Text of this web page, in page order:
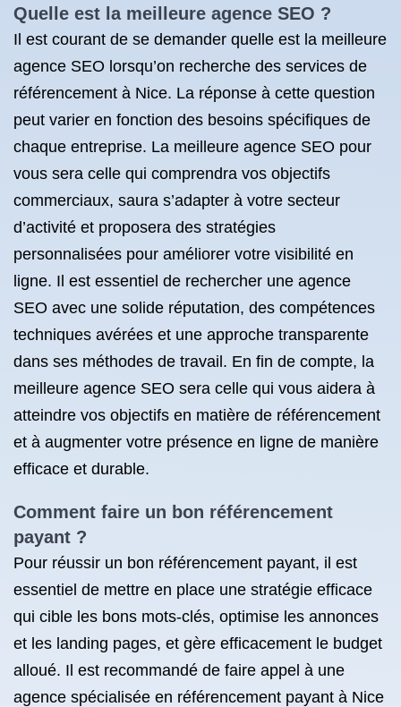
Quelle est la meilleure agence SEO ?
Il est courant de se demander quelle est la meilleure
agence SEO lorsqu’on recherche des services de
référencement à Nice. La réponse à cette question
peut varier en fonction des besoins spécifiques de
chaque entreprise. La meilleure agence SEO pour
vous sera celle qui comprendra vos objectifs
commerciaux, saura s’adapter à votre secteur
d’activité et proposera des stratégies
personnalisées pour améliorer votre visibilité en
ligne. Il est essentiel de rechercher une agence
SEO avec une solide réputation, des compétences
techniques avérées et une approche transparente
dans ses méthodes de travail. En fin de compte, la
meilleure agence SEO sera celle qui vous aidera à
atteindre vos objectifs en matière de référencement
et à augmenter votre présence en ligne de manière
efficace et durable.
Comment faire un bon référencement
payant ?
Pour réussir un bon référencement payant, il est
essentiel de mettre en place une stratégie efficace
qui cible les bons mots-clés, optimise les annonces
et les landing pages, et gère efficacement le budget
alloué. Il est recommandé de faire appel à une
agence spécialisée en référencement payant à Nice